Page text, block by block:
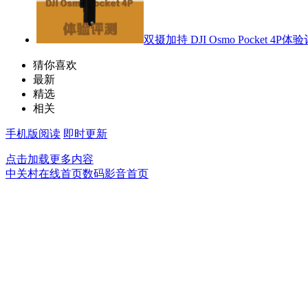
双摄加持 DJI Osmo Pocket 4P体验
猜你喜欢
最新
精选
相关
手机版阅读 即时更新
点击加载更多内容
中关村在线首页数码影音首页